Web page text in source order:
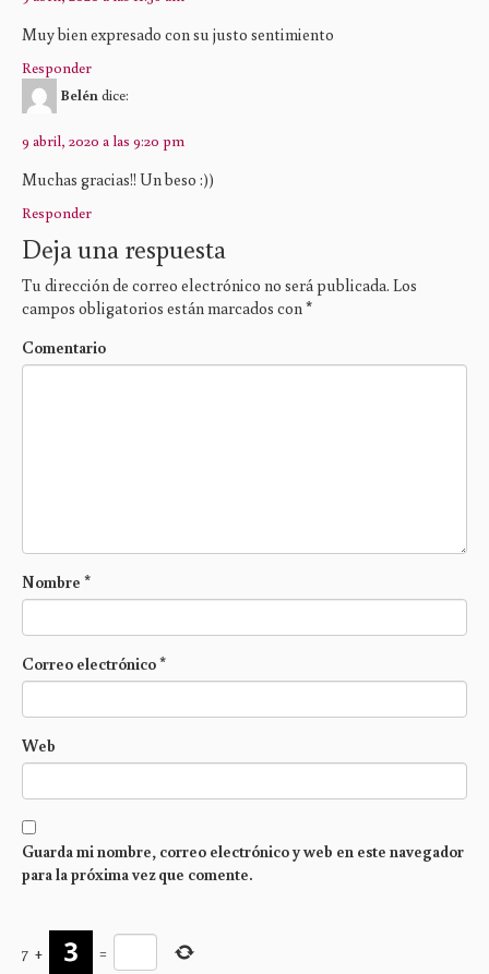
Muy bien expresado con su justo sentimiento
Responder
Beléndice:
9 abril, 2020 a las 9:20 pm
Muchas gracias!! Un beso :))
Responder
Deja una respuesta
Tu dirección de correo electrónico no será publicada. Los
campos obligatorios están marcados con*
Comentario
Nombre *
Correo electrónico*
Web
Guarda mi nombre, correo electrónico y web en este navegador
para la próxima vez que comente.
7 + =